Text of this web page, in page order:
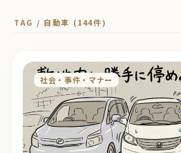
TAG / 自動車 (144件)
社会・事件・マナー